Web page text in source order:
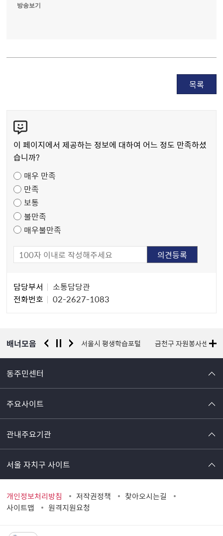
방송보기
목록
텐
츠
만
도
조
사
이 페이지에서 제공하는 정보에 대하여 어느 정도 만족하셨
습니까?
매우 만족
만족
보통
불만족
매우불만족
자
담당부서
소통담당관
전화번호
02-2627-1083
배너모음
경찰청 유실물 통합포털 서울시 평생학습포털 금천구 자원봉사센터
동주민센터
주요사이트
관내주요기관
서울 자치구 사이트
개인정보처리방침 저작권정책
찾아오시는길
사이트맵
원격지원요청